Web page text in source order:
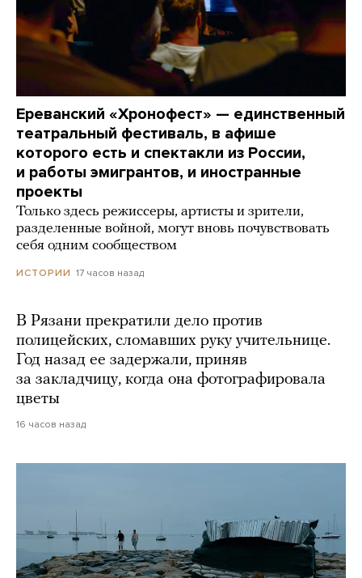
Ереванский «Хронофест» — единственный
театральный фестиваль, в афише
которого есть и спектакли из России,
и работы эмигрантов, и иностранные
проекты
Только здесь режиссеры, артисты и зрители,
разделенные войной, могут вновь почувствовать
себя одним сообществом
ИСТОРИИ 17 часов назад
В Рязани прекратили дело против
полицейских, сломавших руку учительнице.
Год назад ее задержали, приняв
за закладчицу, когда она фотографировала
цветы
16 часов назад